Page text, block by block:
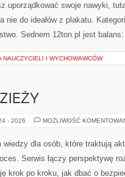
uporządkować swoje nawyki,
nie do ideałów z plakatu.
Sednem 12ton.pl jest
NAUCZYCIELI I WYCHOWAWCÓW
- 2026 MOŻLIWOŚĆ
wiedzy dla osób, które traktują
Serwis łączy perspektywę
krok po kroku, jak dbać o